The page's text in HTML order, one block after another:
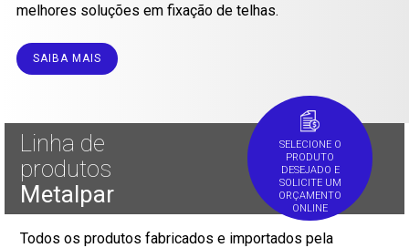
melhores soluções em fixação de telhas.
SAIBA MAIS
Linha de
produtos
Metalpar
SELECIONE O
PRODUTO
DESEJADO E
SOLICITE UM
ORÇAMENTO
ONLINE
Todos os produtos fabricados e importados pela